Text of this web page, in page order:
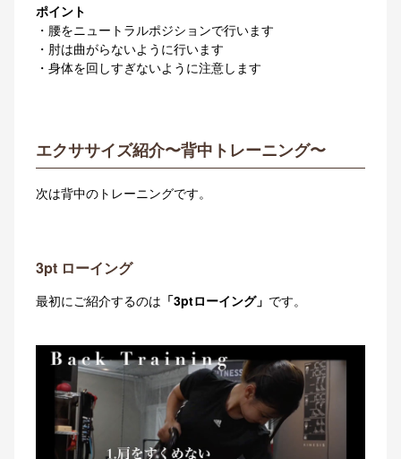
ポイント
・腰をニュートラルポジションで行います
・肘は曲がらないように行います
・身体を回しすぎないように注意します
エクササイズ紹介〜背中トレーニング〜
次は背中のトレーニングです。
3pt ローイング
最初にご紹介するのは 「3ptローイング」 です。